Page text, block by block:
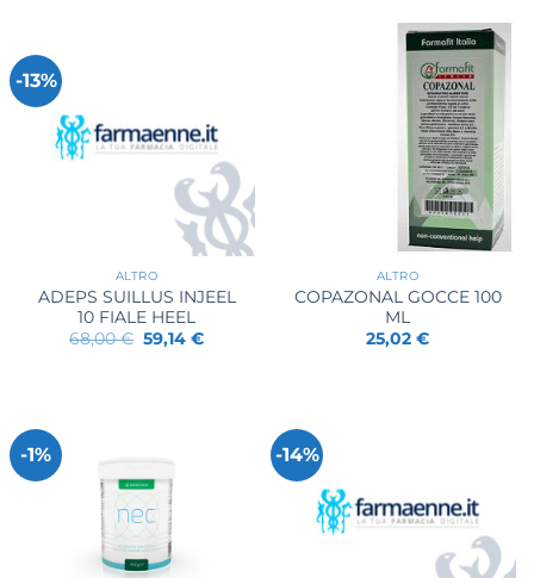
26,00 €.19,97 €.
-13%
ALTRO
ADEPS SUILLUS INJEEL
10 FIALE HEEL
68,00€ Il
prezzo
59,14€Il
ALTRO
COPAZONAL GOCCE 100
ML
25,02 €
-1% -14%